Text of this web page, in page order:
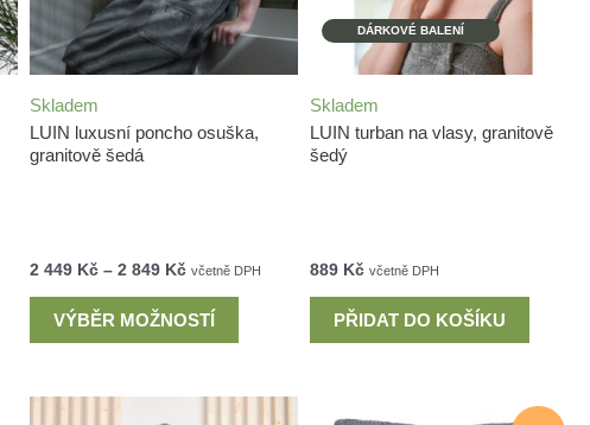
Skladem
LUIN luxusní poncho osuška,
granitově šedá
2 449 Kč – 2 849 Kč včetně DPH
VÝBĚR MOŽNOSTÍ
DÁRKOVÉ BALENÍ
Skladem
LUIN turban na vlasy, granitově
šedý
889 Kč včetně DPH
PŘIDAT DO KOŠÍKU